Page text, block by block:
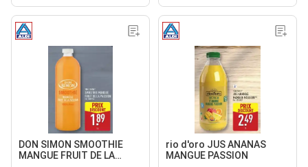
DON SIMON SMOOTHIE
MANGUE FRUIT DE LA
rio d'oro JUS ANANAS
MANGUE PASSION